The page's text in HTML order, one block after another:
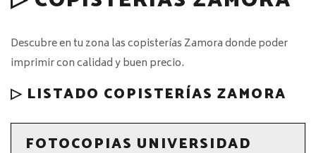
Descubre en tu zona las copisterías Zamora donde poder
imprimir con calidad y buen precio.
▷ LISTADO COPISTERÍAS ZAMORA
FOTOCOPIAS UNIVERSIDAD